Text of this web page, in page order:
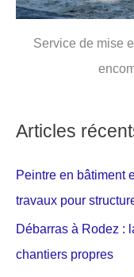
Service de mise
Articles
Peintre en bâtiment
travaux pour
Débarras à Rodez :
chantiers propres